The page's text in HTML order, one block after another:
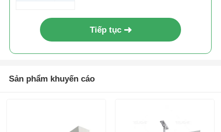
Tiếp tục
Sản phẩm khuyến cáo